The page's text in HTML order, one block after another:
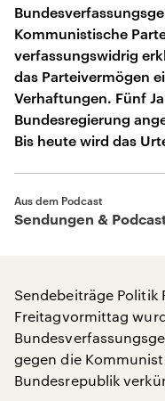
Kommunistische
verfassungswidrig
das Parteivermögen
Verhaftungen. Fünf
Bundesregierung
Bis heute wird das
Aus dem Podcast
Sendungen &
Sendebeiträge Politik
Freitagvormittag
gegen die
Bundesrepublik